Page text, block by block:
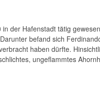
der Hafenstadt tätig
befand sich
haben dürfte.
ungeflammtes